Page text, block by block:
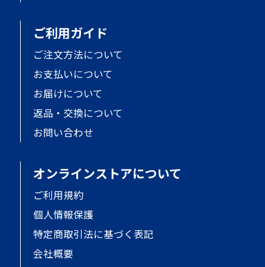
ご利用ガイド
ご注文方法について
お支払いについて
お届けについて
返品・交換について
お問い合わせ
オンラインストアについて
ご利用規約
個人情報保護
特定商取引法に基づく表記
会社概要